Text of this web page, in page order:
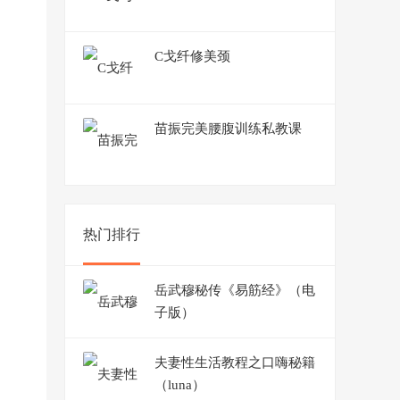
C戈纤修美颈
苗振完美腰腹训练私教课
热门排行
岳武穆秘传《易筋经》（电
子版）
夫妻性生活教程之口嗨秘籍
（luna）